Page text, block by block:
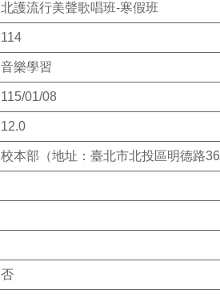
北護流行美聲歌唱班-寒假班
114
音樂學習
115/01/08
12.0
校本部（地址：臺北市北投區明德路
否